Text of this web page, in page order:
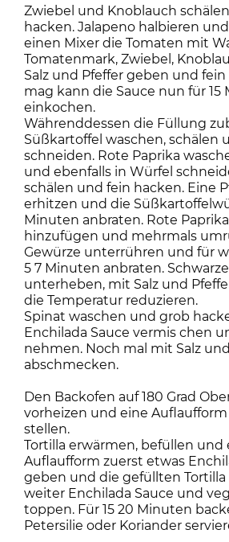
Zwiebel und Knoblauch
hacken. Jalapeno halbieren
einen Mixer die Tomaten mit
Tomatenmark, Zwiebel,
Salz und Pfeffer geben und
mag kann die Sauce nun für 15
einkochen.
Währenddessen die Füllung
Süßkartoffel waschen, schälen
schneiden. Rote Paprika
und ebenfalls in Würfel
schälen und fein hacken. Eine
erhitzen und die
Minuten anbraten. Rote
hinzufügen und mehrmals
Gewürze unterrühren und für
5 7 Minuten anbraten.
unterheben, mit Salz und
die Temperatur reduzieren.
Spinat waschen und grob
Enchilada Sauce vermis chen
nehmen. Noch mal mit Salz
abschmecken.
Den Backofen auf 180 Grad
vorheizen und eine Auflaufform
stellen.
Tortilla erwärmen, befüllen und
Auflaufform zuerst etwas
geben und die gefüllten
weiter Enchilada Sauce und
toppen. Für 15 20 Minuten
Petersilie oder Koriander